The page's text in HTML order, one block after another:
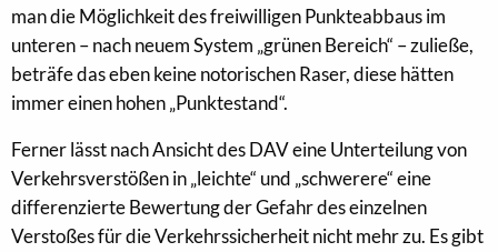
man die Möglichkeit des freiwilligen Punkteabbaus im
unteren – nach neuem System „grünen Bereich“ – zuließe,
beträfe das eben keine notorischen Raser, diese hätten
immer einen hohen „Punktestand“.
Ferner lässt nach Ansicht des DAV eine Unterteilung von
Verkehrsverstößen in „leichte“ und „schwerere“ eine
differenzierte Bewertung der Gefahr des einzelnen
Verstoßes für die Verkehrssicherheit nicht mehr zu. Es gibt